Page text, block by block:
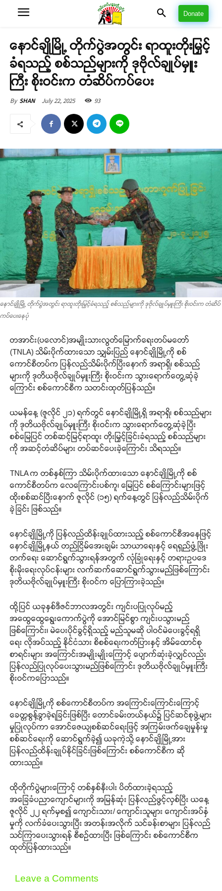
Donate
နောင်ချိုမြို့ တိုက်ပွဲအတွင်း ရာထူးတိုးမြှင့်
ခံရသည့် စစ်သည်များကို ဒုဗိုလ်ချုပ်မှူး
ကြီး စိုးဝင်းက တံဆိပ်ကပ်ပေး
By SHAN July 22, 2025 93
နောင်ချိုမြို့ တိုက်ပွဲအတွင်း ရာထူးတိုးမြှင့်ခံရသည့် စစ်သည်များကို ဒုဗိုလ်ချုပ်မှူးကြီး စိုးဝင်းက တံဆိပ်
ကပ်ပေးနေပုံ
တအာင်း(ပလောင်)အမျိုးသားလွတ်မြောက်ရေးတပ်မတော်
(TNLA) သိမ်းပိုက်ထားသော သျှမ်းပြည် နောင်ချိုမြို့ကို စစ်
ကောင်စီတပ်က ပြန်လည်သိမ်းပိုက်ပြီးနောက် အရာရှိ၊ စစ်သည်
များကို ဒုတိယဗိုလ်ချုပ်မှူးကြီး စိုးဝင်းက သွားရောက်တွေ့ဆုံခဲ့
ကြောင်း စစ်ကောင်စီက သတင်းထုတ်ပြန်သည်။
ယမန်နေ့ (ဇူလိုင် ၂၁) ရက်တွင် နောင်ချိုမြို့ရှိ အရာရှိ၊ စစ်သည်များ
ကို ဒုတိယဗိုလ်ချုပ်မှူးကြီး စိုးဝင်းက သွားရောက်တွေ့ဆုံခဲ့ပြီး
စစ်မြေပြင် တစ်ဆင့်မြင့်ရာထူး တိုးမြှင့်ခြင်းခံရသည့် စစ်သည်များ
ကို အဆင့်တံဆိပ်များ တပ်ဆင်ပေးခဲ့ကြောင်း သိရသည်။
TNLA က တစ်နှစ်ကြာ သိမ်းပိုက်ထားသော နောင်ချိုမြို့ကို စစ်
ကောင်စီတပ်က လေကြောင်းပစ်ကူ၊ မြေပြင် စစ်ကြောင်းများဖြင့်
ထိုးစစ်ဆင်ပြီးနောက် ဇူလိုင် (၁၅) ရက်နေ့တွင် ပြန်လည်သိမ်းပိုက်
ခဲ့ခြင်း ဖြစ်သည်။
နောင်ချိုမြို့ကို ပြန်လည်ထိန်းချုပ်ထားသည့် စစ်ကောင်စီအနေဖြင့်
နောင်ချိုမြို့နယ် တည်ငြိမ်အေးချမ်း သာယာရေးနှင့် ရေရှည်ဖွံ့ဖြိုး
တက်ရေး ဆောင်ရွက်သွားရန်အတွက် လုံခြုံရေးနှင့် တရားဥပဒေ
စိုးမိုးရေးလုပ်ငန်းများ လက်ဆက်ဆောင်ရွက်သွားမည်ဖြစ်ကြောင်း
ဒုတိယဗိုလ်ချုပ်မှူးကြီး စိုးဝင်က ပြောကြားခဲ့သည်။
ထို့ပြင် ယခုနှစ်ဒီဇင်ဘာလအတွင်း ကျင်းပပြုလုပ်မည့်
အထွေထွေရွေးကောက်ပွဲကို အောင်မြင်စွာ ကျင်းပသွားမည်
ဖြစ်ကြောင်း၊ မဲပေးပိုင်ခွင့်ရှိသည့် မည်သူမဆို ပါဝင်မဲပေးခွင့်ရရှိ
ရေး လိုအပ်သည့် နိုင်ငံသား စိစစ်ရေးကတ်ပြားနှင့် အိမ်ထောင်စု
စာရင်းများ အကြောင်းအမျိုးမျိုးကြောင့် ပျောက်ဆုံးခဲ့လျှင်လည်း
ပြန်လည်ပြုလုပ်ပေးသွားမည်ဖြစ်ကြောင်း ဒုတိယဗိုလ်ချုပ်မှူးကြီး
စိုးဝင်ကပြောသည်။
နောင်ချိုမြို့ကို စစ်ကောင်စီတပ်က အကြောင်းကြောင်းကြောင့်
ခေတ္တစွန့်ခွာခဲ့ရခြင်းဖြစ်ပြီး တောင်ခမ်းတယ်နယ်၌ ပြင်ဆင်စုဖွဲ့များ
မှုပြုလုပ်ကာ အောင်ဇေယျစစ်ဆင်ရေးဖြင့် အကြမ်းဖက်ချေမှုန်းမှု
စစ်ဆင်ရေးကို ဆောင်ရွက်ခဲ့၍ ယခုကဲ့သို့ နောင်ချိုမြို့အား
ပြန်လည်ထိန်းချုပ်နိုင်ခြင်းဖြစ်ကြောင်း စစ်ကောင်စီက ဆို
ထားသည်။
ထိုတိုက်ပွဲများကြောင့် တစ်နှစ်နီးပါး ပိတ်ထားခဲ့ရသည့်
အခြေခံပညာကျောင်များကို အမြန်ဆုံး ပြန်လည်ဖွင့်လှစ်ပြီး ယနေ့
ဇူလိုင် ၂၂ ရက်မှစ၍ ကျောင်းသား/ ကျောင်းသူများ ကျောင်းအပ်နှံ
မှုကို လက်ခံပေးသွားပြီး အတန်းအလိုက် သင်ခန်းစာများ ပြန်လည်
သင်ကြာပေးသွားရန် စီစဉ်ထားပြီး ဖြစ်ကြောင်း စစ်ကောင်စီက
ထုတ်ပြန်ထားသည်။
Leave a Comments